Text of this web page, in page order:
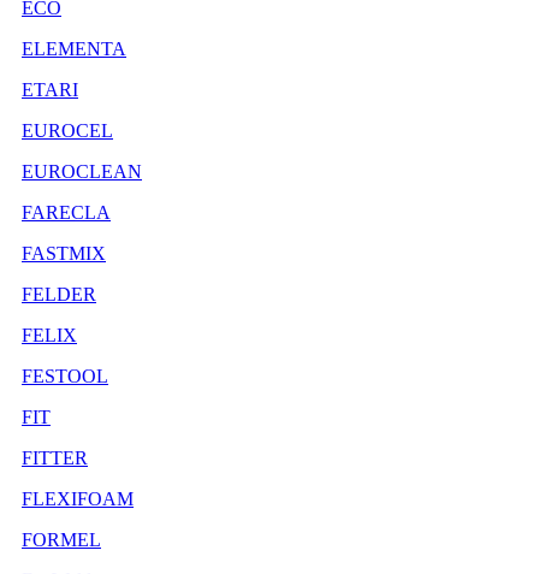
ECO
ELEMENTA
ETARI
EUROCEL
EUROCLEAN
FARECLA
FASTMIX
FELDER
FELIX
FESTOOL
FIT
FITTER
FLEXIFOAM
FORMEL